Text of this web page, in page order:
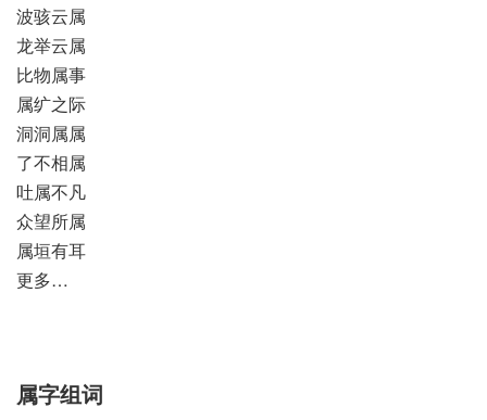
波骇云属
龙举云属
比物属事
属纩之际
洞洞属属
了不相属
吐属不凡
众望所属
属垣有耳
更多…
属字组词